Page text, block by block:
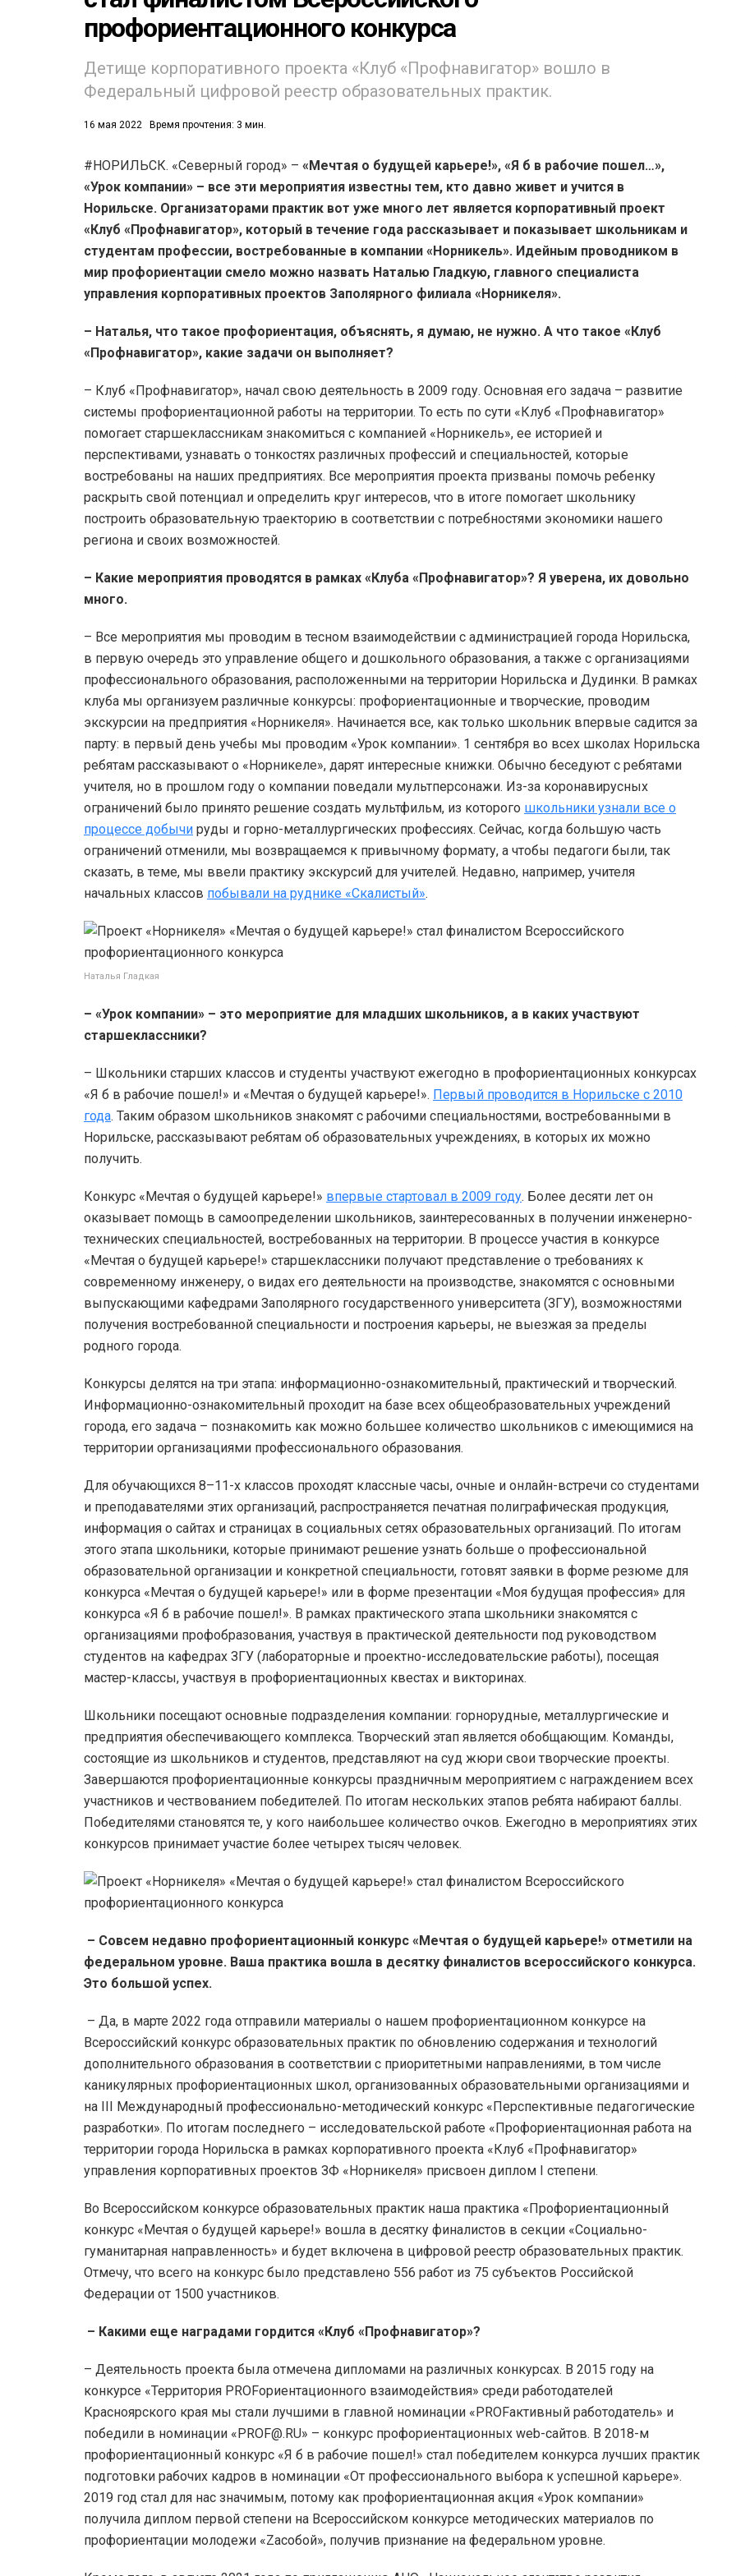
профориентационного конкурса
Детище корпоративного проекта «Клуб «Профнавигатор» вошло в
Федеральный цифровой реестр образовательных практик.
16 мая 2022 Время прочтения: 3 мин.
#НОРИЛЬСК. «Северный город» – «Мечтая о будущей карьере!», «Я б в рабочие пошел…»,
«Урок компании» – все эти мероприятия известны тем, кто давно живет и учится в
Норильске. Организаторами практик вот уже много лет является корпоративный проект
«Клуб «Профнавигатор», который в течение года рассказывает и показывает школьникам и
студентам профессии, востребованные в компании «Норникель». Идейным проводником в
мир профориентации смело можно назвать Наталью Гладкую, главного специалиста
управления корпоративных проектов Заполярного филиала «Норникеля».
– Наталья, что такое профориентация, объяснять, я думаю, не нужно. А что такое «Клуб
«Профнавигатор», какие задачи он выполняет?
– Клуб «Профнавигатор», начал свою деятельность в 2009 году. Основная его задача – развитие
системы профориентационной работы на территории. То есть по сути «Клуб «Профнавигатор»
помогает старшеклассникам знакомиться с компанией «Норникель», ее историей и
перспективами, узнавать о тонкостях различных профессий и специальностей, которые
востребованы на наших предприятиях. Все мероприятия проекта призваны помочь ребенку
раскрыть свой потенциал и определить круг интересов, что в итоге помогает школьнику
построить образовательную траекторию в соответствии с потребностями экономики нашего
региона и своих возможностей.
– Какие мероприятия проводятся в рамках «Клуба «Профнавигатор»? Я уверена, их довольно
много.
– Все мероприятия мы проводим в тесном взаимодействии с администрацией города Норильска,
в первую очередь это управление общего и дошкольного образования, а также с организациями
профессионального образования, расположенными на территории Норильска и Дудинки. В рамках
клуба мы организуем различные конкурсы: профориентационные и творческие, проводим
экскурсии на предприятия «Норникеля». Начинается все, как только школьник впервые садится за
парту: в первый день учебы мы проводим «Урок компании». 1 сентября во всех школах Норильска
ребятам рассказывают о «Норникеле», дарят интересные книжки. Обычно беседуют с ребятами
учителя, но в прошлом году о компании поведали мультперсонажи. Из-за коронавирусных
ограничений было принято решение создать мультфильм, из которого школьники узнали все о
процессе добычи руды и горно-металлургических профессиях. Сейчас, когда большую часть
ограничений отменили, мы возвращаемся к привычному формату, а чтобы педагоги были, так
сказать, в теме, мы ввели практику экскурсий для учителей. Недавно, например, учителя
начальных классов побывали на руднике «Скалистый».
Наталья Гладкая
– «Урок компании» – это мероприятие для младших школьников, а в каких участвуют
старшеклассники?
– Школьники старших классов и студенты участвуют ежегодно в профориентационных конкурсах
«Я б в рабочие пошел!» и «Мечтая о будущей карьере!». Первый проводится в Норильске с 2010
года. Таким образом школьников знакомят с рабочими специальностями, востребованными в
Норильске, рассказывают ребятам об образовательных учреждениях, в которых их можно
получить.
Конкурс «Мечтая о будущей карьере!» впервые стартовал в 2009 году. Более десяти лет он
оказывает помощь в самоопределении школьников, заинтересованных в получении инженерно-
технических специальностей, востребованных на территории. В процессе участия в конкурсе
«Мечтая о будущей карьере!» старшеклассники получают представление о требованиях к
современному инженеру, о видах его деятельности на производстве, знакомятся с основными
выпускающими кафедрами Заполярного государственного университета (ЗГУ), возможностями
получения востребованной специальности и построения карьеры, не выезжая за пределы
родного города.
Конкурсы делятся на три этапа: информационно-ознакомительный, практический и творческий.
Информационно-ознакомительный проходит на базе всех общеобразовательных учреждений
города, его задача – познакомить как можно большее количество школьников с имеющимися на
территории организациями профессионального образования.
Для обучающихся 8–11-х классов проходят классные часы, очные и онлайн-встречи со студентами
и преподавателями этих организаций, распространяется печатная полиграфическая продукция,
информация о сайтах и страницах в социальных сетях образовательных организаций. По итогам
этого этапа школьники, которые принимают решение узнать больше о профессиональной
образовательной организации и конкретной специальности, готовят заявки в форме резюме для
конкурса «Мечтая о будущей карьере!» или в форме презентации «Моя будущая профессия» для
конкурса «Я б в рабочие пошел!». В рамках практического этапа школьники знакомятся с
организациями профобразования, участвуя в практической деятельности под руководством
студентов на кафедрах ЗГУ (лабораторные и проектно-исследовательские работы), посещая
мастер-классы, участвуя в профориентационных квестах и викторинах.
Школьники посещают основные подразделения компании: горнорудные, металлургические и
предприятия обеспечивающего комплекса. Творческий этап является обобщающим. Команды,
состоящие из школьников и студентов, представляют на суд жюри свои творческие проекты.
Завершаются профориентационные конкурсы праздничным мероприятием с награждением всех
участников и чествованием победителей. По итогам нескольких этапов ребята набирают баллы.
Победителями становятся те, у кого наибольшее количество очков. Ежегодно в мероприятиях этих
конкурсов принимает участие более четырех тысяч человек.
– Совсем недавно профориентационный конкурс «Мечтая о будущей карьере!» отметили на
федеральном уровне. Ваша практика вошла в десятку финалистов всероссийского конкурса.
Это большой успех.
– Да, в марте 2022 года отправили материалы о нашем профориентационном конкурсе на
Всероссийский конкурс образовательных практик по обновлению содержания и технологий
дополнительного образования в соответствии с приоритетными направлениями, в том числе
каникулярных профориентационных школ, организованных образовательными организациями и
на III Международный профессионально-методический конкурс «Перспективные педагогические
разработки». По итогам последнего – исследовательской работе «Профориентационная работа на
территории города Норильска в рамках корпоративного проекта «Клуб «Профнавигатор»
управления корпоративных проектов ЗФ «Норникеля» присвоен диплом I степени.
Во Всероссийском конкурсе образовательных практик наша практика «Профориентационный
конкурс «Мечтая о будущей карьере!» вошла в десятку финалистов в секции «Социально-
гуманитарная направленность» и будет включена в цифровой реестр образовательных практик.
Отмечу, что всего на конкурс было представлено 556 работ из 75 субъектов Российской
Федерации от 1500 участников.
– Какими еще наградами гордится «Клуб «Профнавигатор»?
– Деятельность проекта была отмечена дипломами на различных конкурсах. В 2015 году на
конкурсе «Территория PROFориентационного взаимодействия» среди работодателей
Красноярского края мы стали лучшими в главной номинации «PROFактивный работодатель» и
победили в номинации «PROF@.RU» – конкурс профориентационных web-сайтов. В 2018-м
профориентационный конкурс «Я б в рабочие пошел!» стал победителем конкурса лучших практик
подготовки рабочих кадров в номинации «От профессионального выбора к успешной карьере».
2019 год стал для нас значимым, потому как профориентационная акция «Урок компании»
получила диплом первой степени на Всероссийском конкурсе методических материалов по
профориентации молодежи «Zасобой», получив признание на федеральном уровне.